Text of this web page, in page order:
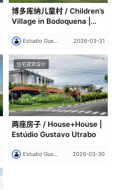
博多库纳儿童村 / Children’s
Village in Bodoquena |
Estudio Gustavo Utrabo 2026-03-31
住宅建筑设计
两座房子 / House+House |
Estúdio Gustavo Utrabo
Estudio Gustavo Utrabo 2026-03-30